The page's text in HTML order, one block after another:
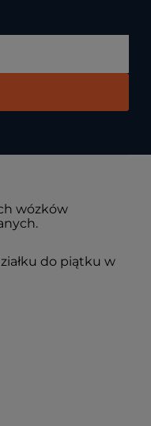
wózków
do piątku w